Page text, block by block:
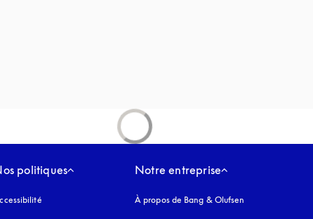
politiques
s’ouvre dans un nouvel onglet
Notre entreprise
À propos de Bang & Olufsen